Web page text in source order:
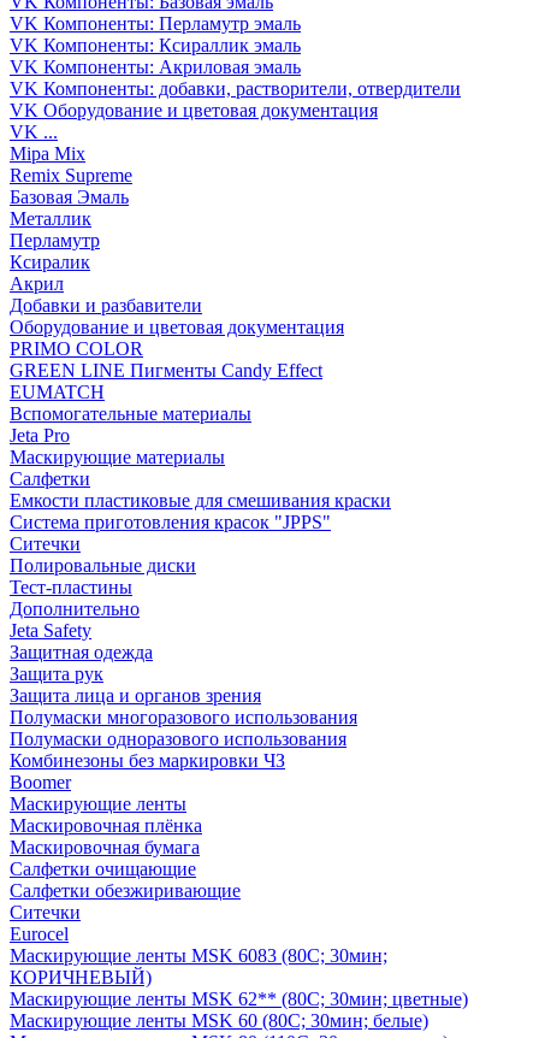
VK Компоненты: Перламутр эмаль
VK Компоненты: Ксираллик эмаль
VK Компоненты: Акриловая эмаль
VK Компоненты: добавки, растворители, отвердители
VK Оборудование и цветовая документация
VK ...
Mipa Mix
Remix Supreme
Базовая Эмаль
Металлик
Перламутр
Ксиралик
Акрил
Добавки и разбавители
Оборудование и цветовая документация
PRIMO COLOR
GREEN LINE Пигменты Candy Effect
EUMATCH
Вспомогательные материалы
Jeta Pro
Маскирующие материалы
Салфетки
Емкости пластиковые для смешивания краски
Система приготовления красок "JPPS"
Ситечки
Полировальные диски
Тест-пластины
Дополнительно
Jeta Safety
Защитная одежда
Защита рук
Защита лица и органов зрения
Полумаски многоразового использования
Полумаски одноразового использования
Комбинезоны без маркировки ЧЗ
Boomer
Маскирующие ленты
Маскировочная плёнка
Маскировочная бумага
Салфетки очищающие
Салфетки обезжиривающие
Ситечки
Euroсel
Маскирующие ленты MSK 6083 (80С; 30мин;
КОРИЧНЕВЫЙ)
Маскирующие ленты MSK 62** (80С; 30мин; цветные)
Маскирующие ленты MSK 60 (80С; 30мин; белые)